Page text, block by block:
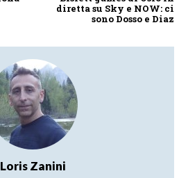
diretta su Sky e NOW: ci
sono Dosso e Diaz
Loris Zanini